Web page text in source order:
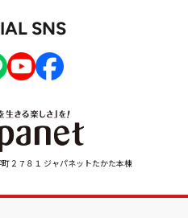
２７８１ ジャパネットたかた本棟
SNS